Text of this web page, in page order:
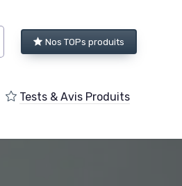
Nos TOPs produits
Tests & Avis Produits